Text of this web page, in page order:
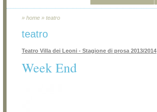
» home » teatro
teatro
Teatro Villa dei Leoni - Stagione di prosa 2013/2014
Week End